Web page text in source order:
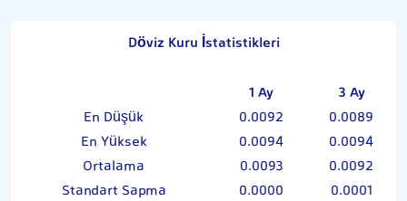
Döviz Kuru İstatistikleri
1 Ay
3 Ay
En Düşük
0.0092
0.0089
En Yüksek
0.0094
0.0094
Ortalama
0.0093
0.0092
Standart Sapma
0.0000 0.0001